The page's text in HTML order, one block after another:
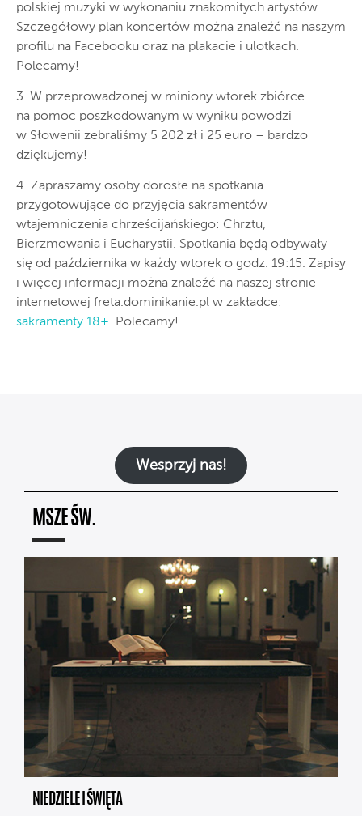
polskiej muzyki w wykonaniu znakomitych artystów.
Szczegółowy plan koncertów można znaleźć na naszym
profilu na Facebooku oraz na plakacie i ulotkach.
Polecamy!
3. W przeprowadzonej w miniony wtorek zbiórce
na pomoc poszkodowanym w wyniku powodzi
w Słowenii zebraliśmy 5 202 zł i 25 euro – bardzo
dziękujemy!
4. Zapraszamy osoby dorosłe na spotkania
przygotowujące do przyjęcia sakramentów
wtajemniczenia chrześcijańskiego: Chrztu,
Bierzmowania i Eucharystii. Spotkania będą odbywały
się od października w każdy wtorek o godz. 19:15. Zapisy
i więcej informacji można znaleźć na naszej stronie
internetowej freta.dominikanie.pl w zakładce:
sakramenty 18+. Polecamy!
Wesprzyj nas!
MSZE ŚW.
NIEDZIELE I ŚWIĘTA